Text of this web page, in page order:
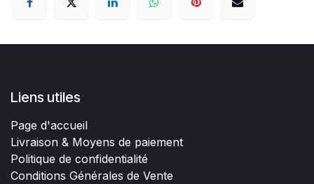
Liens utiles
Page d'accueil
Livraison & Moyens de paiement
Politique de confidentialité
Conditions Générales de Vente